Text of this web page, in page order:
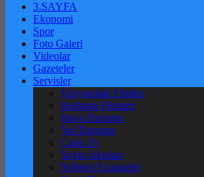
3.SAYFA
Ekonomi
Spor
Foto Galeri
Videolar
Gazeteler
Servisler
Vizyondaki Filmler
Haftanin Filmleri
Hava Durumu
Yol Durumu
Canlı Tv
Yayın Akışları
Nöbetçi Eczaneler